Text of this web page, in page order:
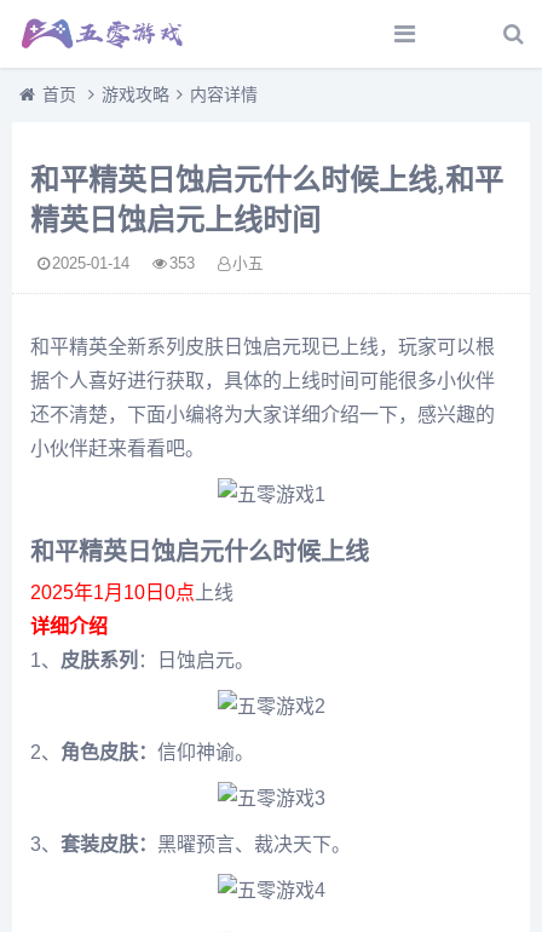
首页 游戏攻略 内容详情
和平精英日蚀启元什么时候上线,和平
精英日蚀启元上线时间
2025-01-14 353 小五
和平精英全新系列皮肤日蚀启元现已上线，玩家可以根
据个人喜好进行获取，具体的上线时间可能很多小伙伴
还不清楚，下面小编将为大家详细介绍一下，感兴趣的
小伙伴赶来看看吧。
和平精英日蚀启元什么时候上线
2025年1月10日0点 上线
详细介绍
1、 皮肤系列 ：日蚀启元。
2、 角色皮肤： 信仰神谕。
3、 套装皮肤： 黑曜预言、裁决天下。